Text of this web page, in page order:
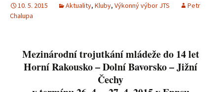
10. 5. 2015 Aktuality, Kluby, Výkonný výbor JTS
Petr
Chalupa
Mezinárodní trojutkání mládeže do 14 let
Horní Rakousko – Dolní Bavorsko – Jižní
Čechy